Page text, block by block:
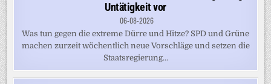
Untätigkeit vor
06-08-2026
Was tun gegen die extreme Dürre und Hitze? SPD und Grüne
machen zurzeit wöchentlich neue Vorschläge und setzen die
Staatsregierung...